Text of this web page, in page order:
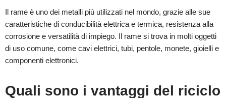
Il rame è uno dei metalli più utilizzati nel mondo, grazie alle sue
caratteristiche di conducibilità elettrica e termica, resistenza alla
corrosione e versatilità di impiego. Il rame si trova in molti oggetti
di uso comune, come cavi elettrici, tubi, pentole, monete, gioielli e
componenti elettronici.
Quali sono i vantaggi del riciclo